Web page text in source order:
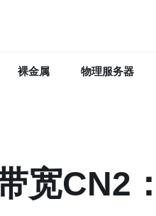
裸金属 物理服务器
宽CN2